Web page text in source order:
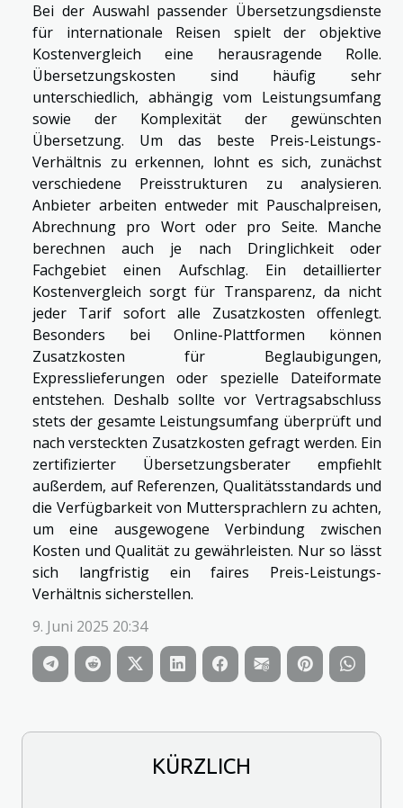
KÜRZLICH
Bei der Auswahl passender Übersetzungsdienste
für internationale Reisen spielt der objektive
Kostenvergleich eine herausragende Rolle.
Übersetzungskosten sind häufig sehr
unterschiedlich, abhängig vom Leistungsumfang
sowie der Komplexität der gewünschten
Übersetzung. Um das beste Preis-Leistungs-
Verhältnis zu erkennen, lohnt es sich, zunächst
verschiedene Preisstrukturen zu analysieren.
Anbieter arbeiten entweder mit Pauschalpreisen,
Abrechnung pro Wort oder pro Seite. Manche
berechnen auch je nach Dringlichkeit oder
Fachgebiet einen Aufschlag. Ein detaillierter
Kostenvergleich sorgt für Transparenz, da nicht
jeder Tarif sofort alle Zusatzkosten offenlegt.
Besonders bei Online-Plattformen können
Zusatzkosten für Beglaubigungen,
Expresslieferungen oder spezielle Dateiformate
entstehen. Deshalb sollte vor Vertragsabschluss
stets der gesamte Leistungsumfang überprüft und
nach versteckten Zusatzkosten gefragt werden. Ein
zertifizierter Übersetzungsberater empfiehlt
außerdem, auf Referenzen, Qualitätsstandards und
die Verfügbarkeit von Muttersprachlern zu achten,
um eine ausgewogene Verbindung zwischen
Kosten und Qualität zu gewährleisten. Nur so lässt
sich langfristig ein faires Preis-Leistungs-
Verhältnis sicherstellen.
9. Juni 2025 20:34